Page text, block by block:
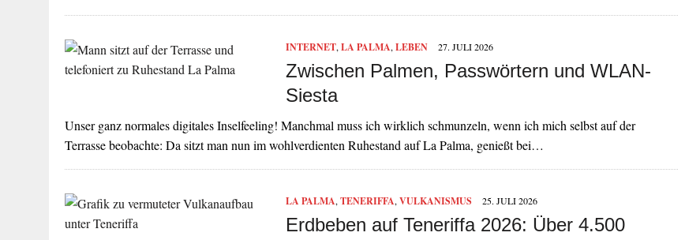
INTERNET, LA PALMA, LEBEN 27. JULI 2026
Zwischen Palmen, Passwörtern und WLAN-
Siesta
Unser ganz normales digitales Inselfeeling! Manchmal muss ich wirklich schmunzeln, wenn ich mich selbst auf der
Terrasse beobachte: Da sitzt man nun im wohlverdienten Ruhestand auf La Palma, genießt bei…
LA PALMA, TENERIFFA, VULKANISMUS 25. JULI 2026
Erdbeben auf Teneriffa 2026: Über 4.500